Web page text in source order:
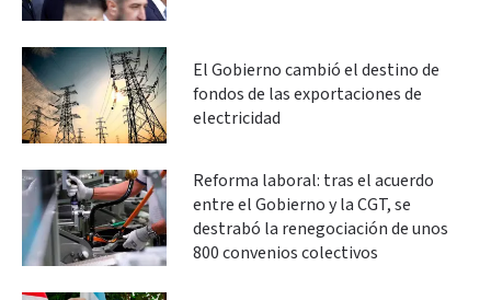
El Gobierno cambió el destino de
fondos de las exportaciones de
electricidad
Reforma laboral: tras el acuerdo
entre el Gobierno y la CGT, se
destrabó la renegociación de unos
800 convenios colectivos